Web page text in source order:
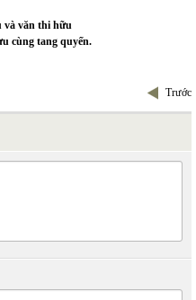
và văn thi hữu
cùng tang quyến.
Trước